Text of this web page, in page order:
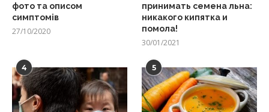
фото та описом
симптомів
27/10/2020
принимать семена льна:
никакого кипятка и
помола!
30/01/2021
4 5